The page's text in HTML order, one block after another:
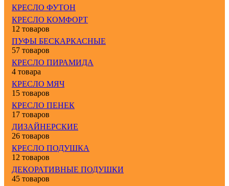
КРЕСЛО ФУТОН
КРЕСЛО КОМФОРТ
12 товаров
ПУФЫ БЕСКАРКАСНЫЕ
57 товаров
КРЕСЛО ПИРАМИДА
4 товара
КРЕСЛО МЯЧ
15 товаров
КРЕСЛО ПЕНЕК
17 товаров
ДИЗАЙНЕРСКИЕ
26 товаров
КРЕСЛО ПОДУШКА
12 товаров
ДЕКОРАТИВНЫЕ ПОДУШКИ
45 товаров